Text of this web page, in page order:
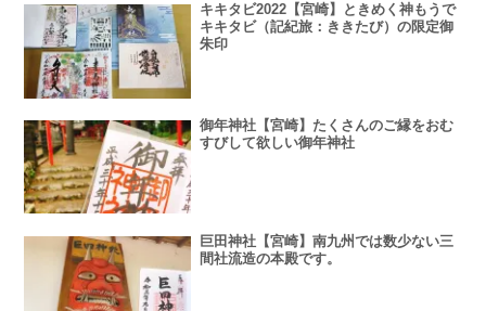
キキタビ2022【宮崎】ときめく神もうで
キキタビ（記紀旅：ききたび）の限定御
朱印
御年神社【宮崎】たくさんのご縁をおむ
すびして欲しい御年神社
巨田神社【宮崎】南九州では数少ない三
間社流造の本殿です。